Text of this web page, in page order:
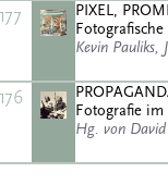
177
PIXEL,
Kevin Pauliks,
176
Fotografie
Hg. von David